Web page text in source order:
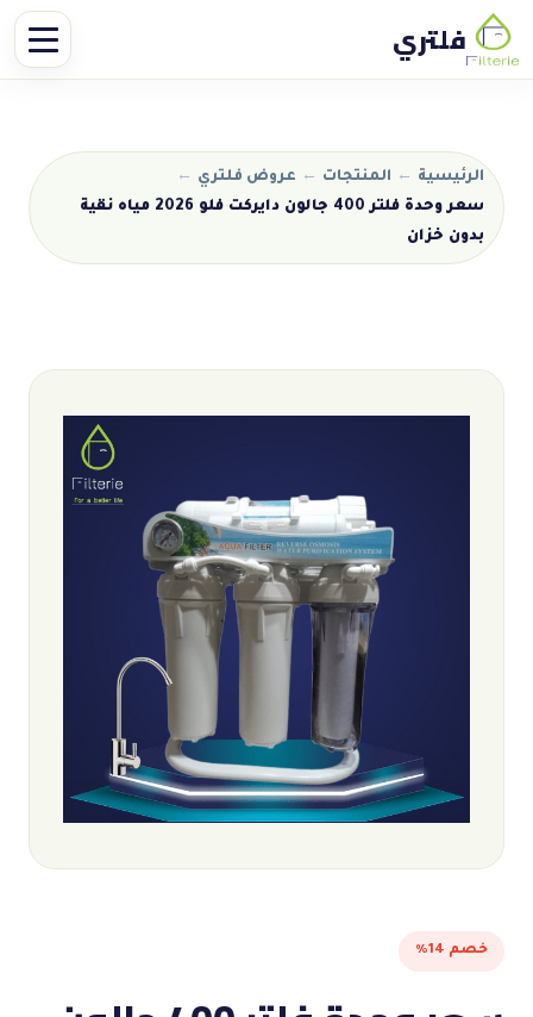
فلتري
الرئيسية ← المنتجات ← عروض فلتري ←
سعر وحدة فلتر 400 جالون دايركت فلو 2026 مياه نقية
بدون خزان
خصم 14%